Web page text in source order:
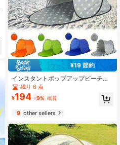
¥19 節約
インスタントポップアップビーチテ
ント 持ち運びバッグ付き 日よけ用 3
0秒クイック設営 折りたたみ式 省ス
ペース アウトドア日よけ ハイキング
ビーチテント アウトドアフェス必需
残り 6 点
¥194 -9% 概算
9other sellers